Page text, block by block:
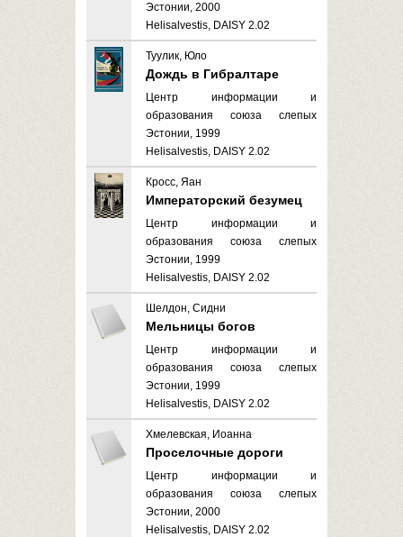
Эстонии, 2000
Helisalvestis, DAISY 2.02
Туулик, Юло
Дождь в Гибралтаре
Центр информации и
образования союза слепых
Эстонии, 1999
Helisalvestis, DAISY 2.02
Кросс, Яан
Императорский безумец
Центр информации и
образования союза слепых
Эстонии, 1999
Helisalvestis, DAISY 2.02
Шелдон, Сидни
Мельницы богов
Центр информации и
образования союза слепых
Эстонии, 1999
Helisalvestis, DAISY 2.02
Хмелевская, Иоанна
Проселочные дороги
Центр информации и
образования союза слепых
Эстонии, 2000
Helisalvestis, DAISY 2.02